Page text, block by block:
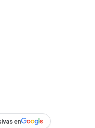
en